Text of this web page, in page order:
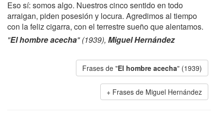
Eso sí: somos algo. Nuestros cinco sentido en todo
arraigan, piden posesión y locura. Agredimos al tiempo
con la feliz cigarra, con el terrestre sueño que alentamos.
"El hombre acecha" (1939), Miguel Hernández
Frases de "El hombre acecha" (1939)
Frases de Miguel Hernández